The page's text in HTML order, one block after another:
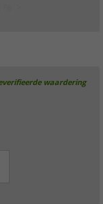
waardering